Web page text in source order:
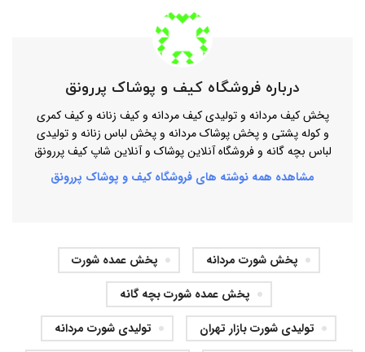
درباره فروشگاه کیف و پوشاک پررونق
پخش کیف مردانه و تولیدی کیف مردانه و کیف زنانه و کیف کمری
و کوله پشتی و پخش پوشاک مردانه و پخش لباس زنانه و تولیدی
لباس بچه گانه و فروشگاه آنلاین پوشاک و آنلاین شاپ کیف پررونق
مشاهده همه نوشته های فروشگاه کیف و پوشاک پررونق
پخش شورت مردانه
پخش عمده شورت
پخش عمده شورت بچه گانه
تولیدی شورت بازار تهران
تولیدی شورت مردانه